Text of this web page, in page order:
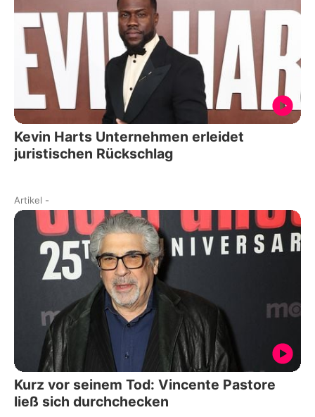
Kevin Harts Unternehmen erleidet
juristischen Rückschlag
Artikel -
Kurz vor seinem Tod: Vincente Pastore
ließ sich durchchecken